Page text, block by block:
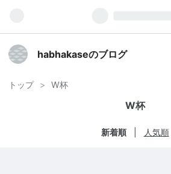
habhakaseのブログ
トップ > W杯
W杯
新着順 人気順